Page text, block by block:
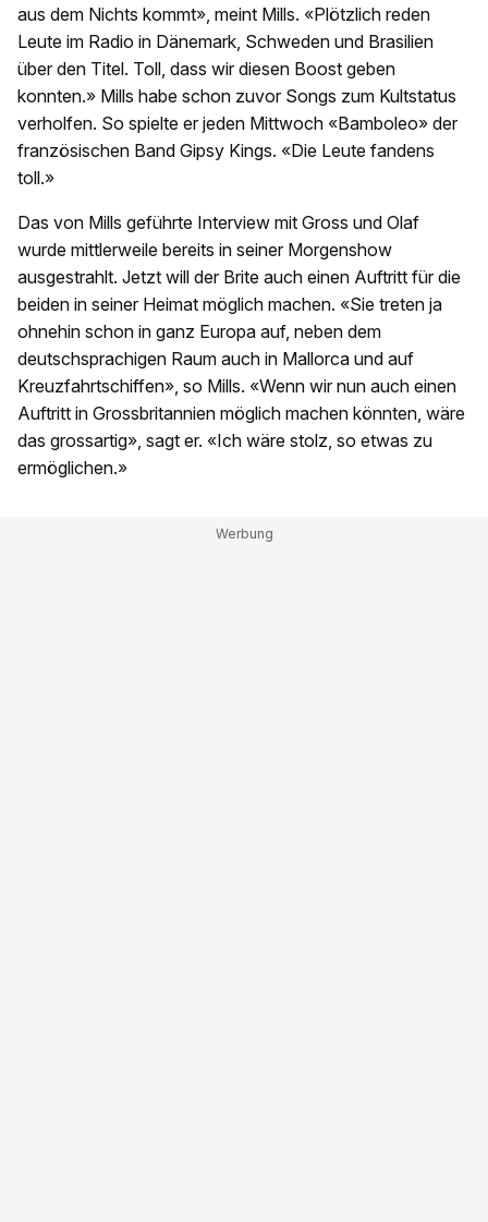
aus dem Nichts kommt», meint Mills. «Plötzlich reden
Leute im Radio in Dänemark, Schweden und Brasilien
über den Titel. Toll, dass wir diesen Boost geben
konnten.» Mills habe schon zuvor Songs zum Kultstatus
verholfen. So spielte er jeden Mittwoch «Bamboleo» der
französischen Band Gipsy Kings. «Die Leute fandens
toll.»
Das von Mills geführte Interview mit Gross und Olaf
wurde mittlerweile bereits in seiner Morgenshow
ausgestrahlt. Jetzt will der Brite auch einen Auftritt für die
beiden in seiner Heimat möglich machen. «Sie treten ja
ohnehin schon in ganz Europa auf, neben dem
deutschsprachigen Raum auch in Mallorca und auf
Kreuzfahrtschiffen», so Mills. «Wenn wir nun auch einen
Auftritt in Grossbritannien möglich machen könnten, wäre
das grossartig», sagt er. «Ich wäre stolz, so etwas zu
ermöglichen.»